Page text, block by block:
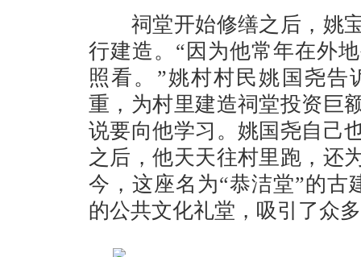
祠堂开始修缮之后，姚宝
行建造。“因为他常年在外
照看。”姚村村民姚国尧告
重，为村里建造祠堂投资巨
说要向他学习。姚国尧自己
之后，他天天往村里跑，还
今，这座名为“恭洁堂”的古
的公共文化礼堂，吸引了众